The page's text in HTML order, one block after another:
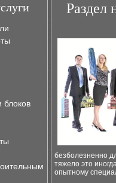
блоков
безболезненно
тяжело это
опытному